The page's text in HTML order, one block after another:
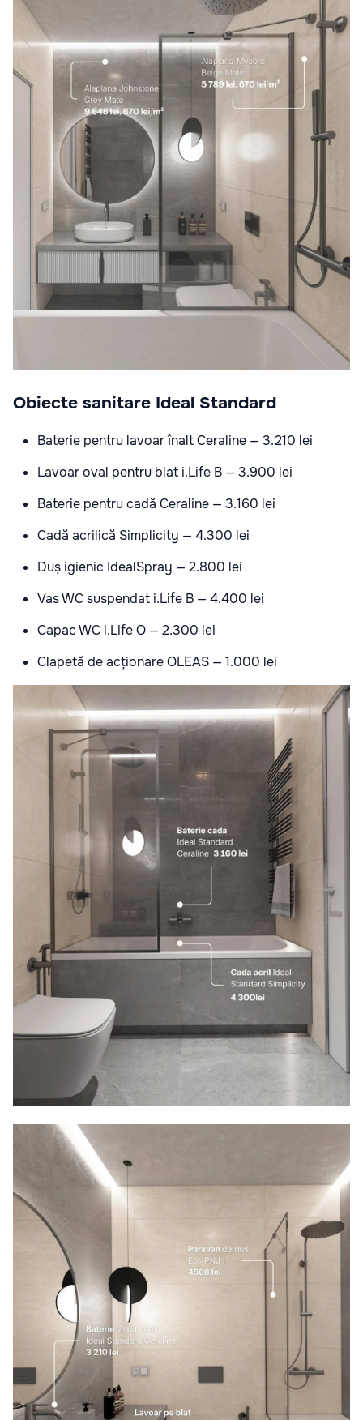
Obiecte sanitare Ideal Standard
Baterie pentru lavoar înalt Ceraline — 3.210 lei
Lavoar oval pentru blat i.Life B — 3.900 lei
Baterie pentru cadă Ceraline — 3.160 lei
Cadă acrilică Simplicity — 4.300 lei
Duș igienic IdealSpray — 2.800 lei
Vas WC suspendat i.Life B — 4.400 lei
Capac WC i.Life O — 2.300 lei
Clapetă de acționare OLEAS — 1.000 lei